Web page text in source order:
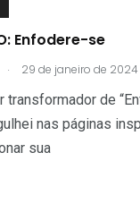
Enfodere-se
. 29 de janeiro de 2024
transformador de
nas páginas
sua